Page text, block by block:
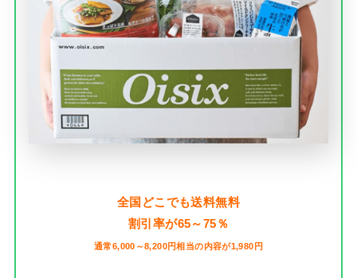
全国どこでも送料無料
割引率が65～75％
通常6,000～8,200円相当の内容が1,980円